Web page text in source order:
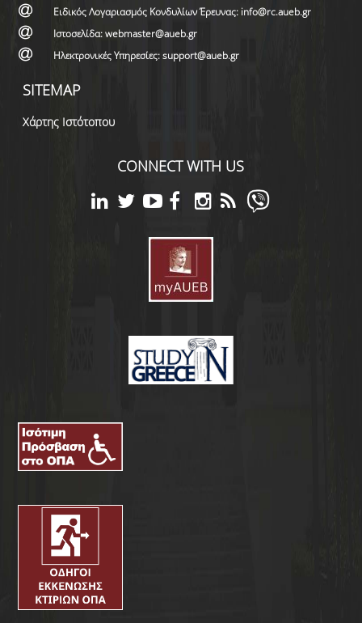
Ειδικός Λογαριασμός Κονδυλίων Έρευνας: info@rc.aueb.gr
Ιστοσελίδα: webmaster@aueb.gr
Ηλεκτρονικές Υπηρεσίες: support@aueb.gr
SITEMAP
Χάρτης Ιστότοπου
CONNECT WITH US